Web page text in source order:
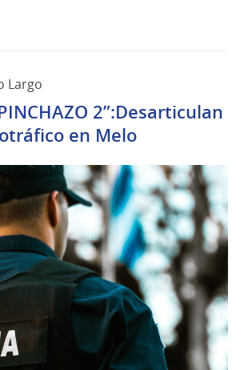
Largo
2”:Desarticulan
en Melo